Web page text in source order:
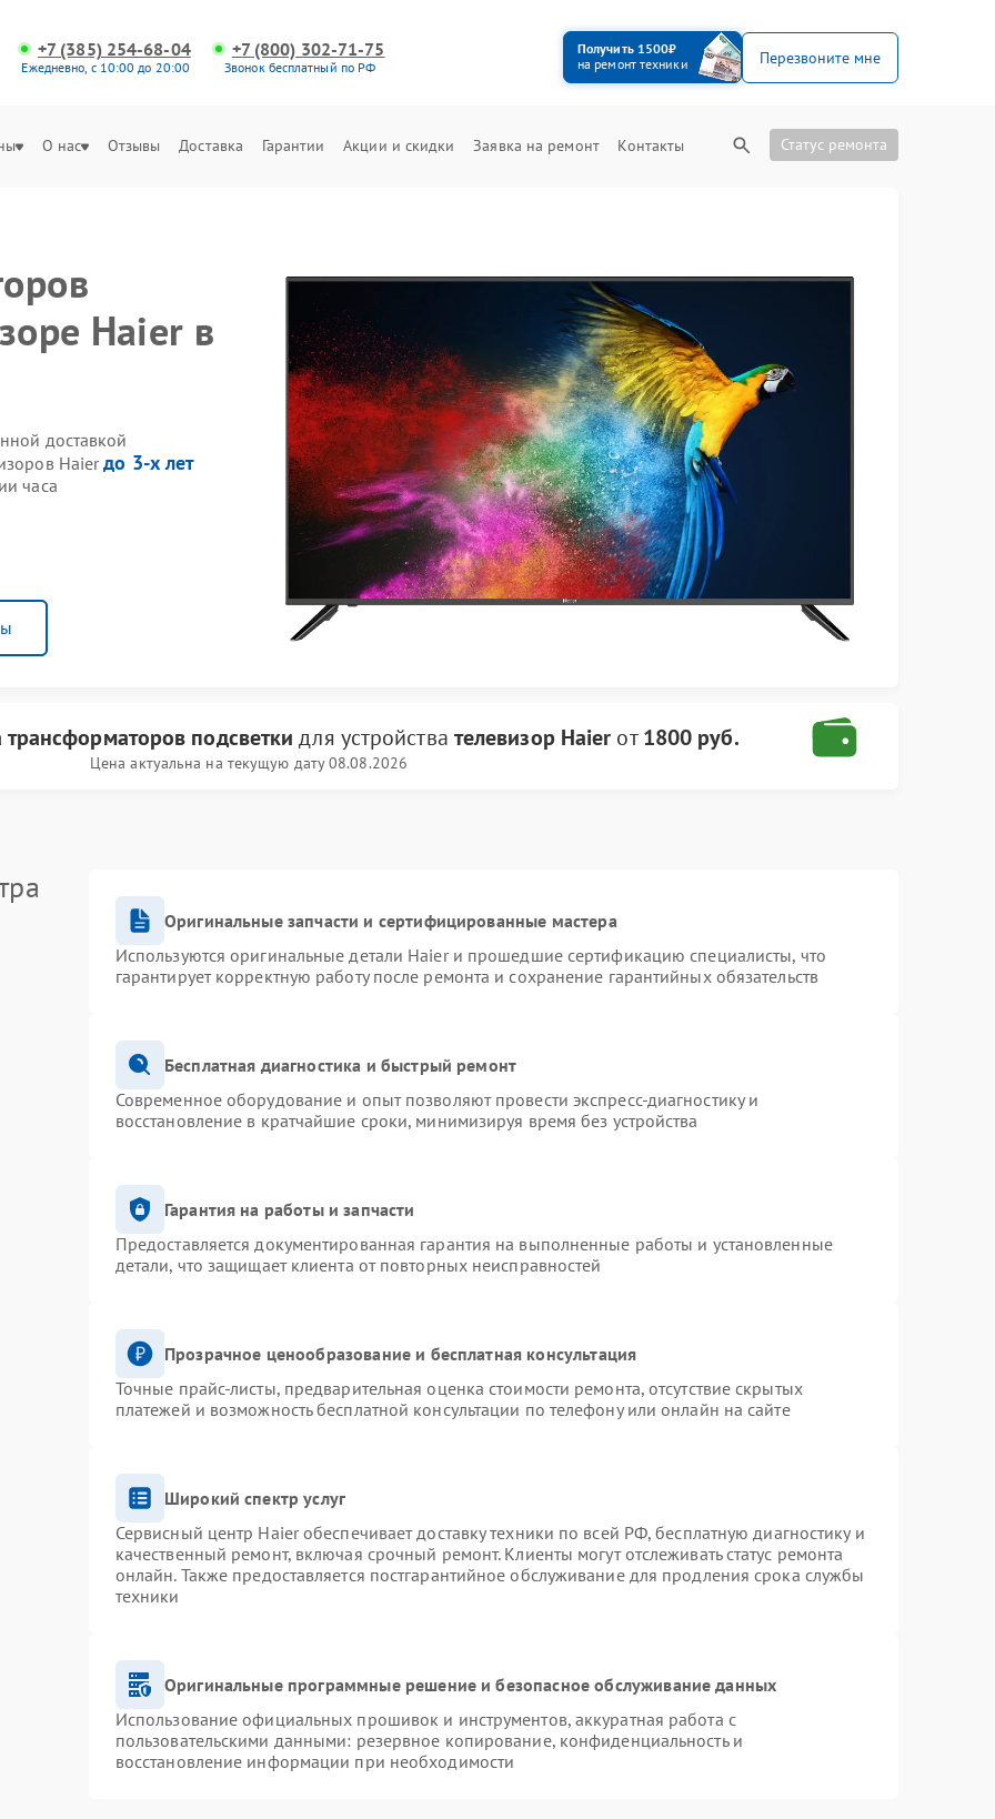
+7 (385) 254-68-04
Ежедневно, с 10:00 до 20:00
+7 (800) 302-71-75
Звонок бесплатный по РФ
Получить 1500₽
на ремонт техники
Перезвоните мне
О нас Отзывы Доставка Гарантии Акции и скидки Заявка на ремонт Контакты Статус ремонта
Haier в
доставкой
Haierдо 3-х лет
часа
трансформаторов подсветки для устройства телевизор Haier от1800 руб.
Цена актуальна на текущую дату 08.08.2026
Оригинальные запчасти и сертифицированные мастера
Используются оригинальные детали Haier и прошедшие сертификацию специалисты, что
гарантирует корректную работу после ремонта и сохранение гарантийных обязательств
Бесплатная диагностика и быстрый ремонт
Современное оборудование и опыт позволяют провести экспресс-диагностику и
восстановление в кратчайшие сроки, минимизируя время без устройства
Гарантия на работы и запчасти
Предоставляется документированная гарантия на выполненные работы и установленные
детали, что защищает клиента от повторных неисправностей
Прозрачное ценообразование и бесплатная консультация
Точные прайс-листы, предварительная оценка стоимости ремонта, отсутствие скрытых
платежей и возможность бесплатной консультации по телефону или онлайн на сайте
Широкий спектр услуг
Сервисный центр Haier обеспечивает доставку техники по всей РФ, бесплатную диагностику и
качественный ремонт, включая срочный ремонт. Клиенты могут отслеживать статус ремонта
онлайн. Также предоставляется постгарантийное обслуживание для продления срока службы
техники
Оригинальные программные решение и безопасное обслуживание данных
Использование официальных прошивок и инструментов, аккуратная работа с
пользовательскими данными: резервное копирование, конфиденциальность и
восстановление информации при необходимости